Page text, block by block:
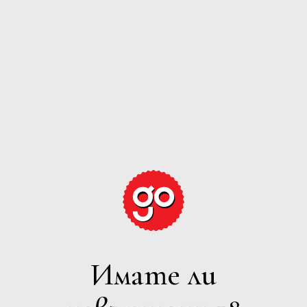
БЯЛО
Имате ли